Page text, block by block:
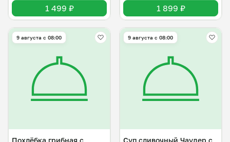
1 499 ₽ 1 899 ₽
9 августа с 08:00
Похлёбка грибная с
9 августа с 08:00
Суп сливочный Чаудер с